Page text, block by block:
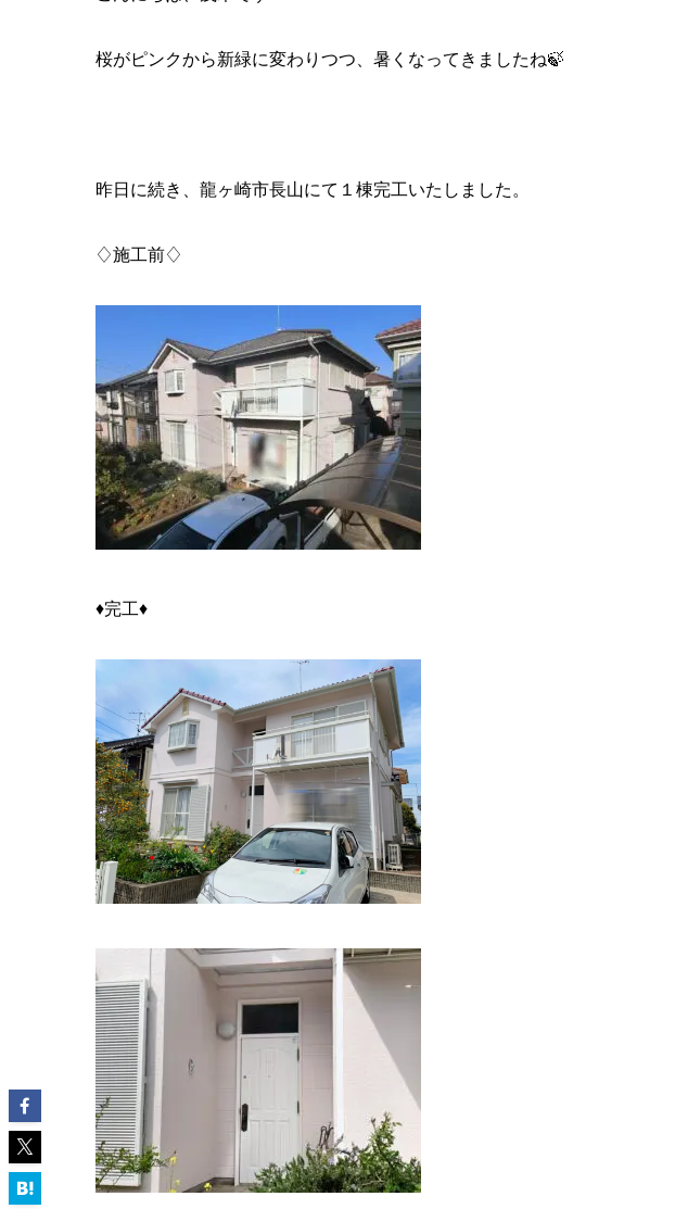
桜がピンクから新緑に変わりつつ、暑くなってきましたね🍃
昨日に続き、龍ヶ崎市長山にて１棟完工いたしました。
♢施工前♢
♦完工♦